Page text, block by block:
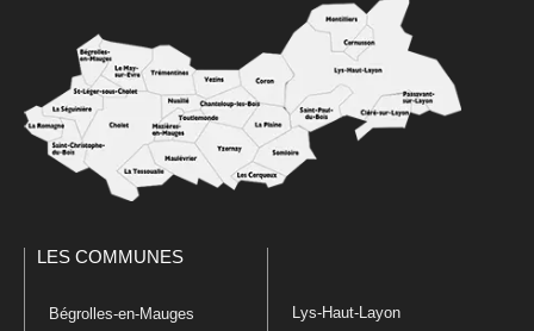
LES COMMUNES
Bégrolles-en-Mauges Lys-Haut-Layon